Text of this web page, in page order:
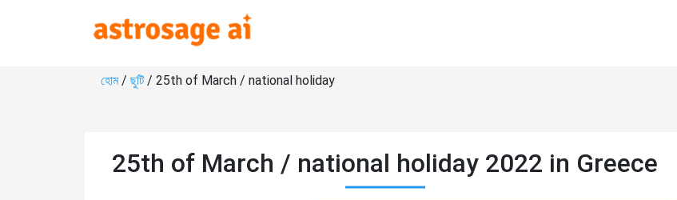
হোম/ ছুটি/ 25th of March / national holiday
25th of March / national holiday 2022 in Greece